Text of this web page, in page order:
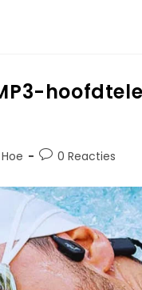
Hoe 0 Reacties